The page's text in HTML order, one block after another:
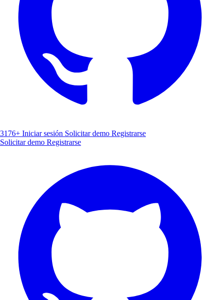
3176+ Iniciar sesión Solicitar demo Registrarse
Solicitar demo Registrarse